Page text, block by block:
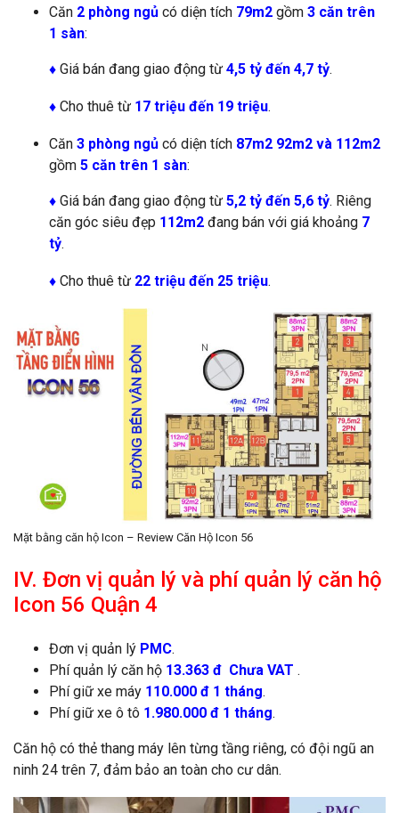
Căn 2 phòng ngủ có diện tích 79m2 gồm 3 căn trên
1 sàn:
♦ Giá bán đang giao động từ 4,5 tỷ đến 4,7 tỷ.
♦ Cho thuê từ 17 triệu đến 19 triệu.
Căn 3 phòng ngủ có diện tích 87m2 92m2 và 112m2
gồm 5 căn trên 1 sàn:
♦ Giá bán đang giao động từ 5,2 tỷ đến 5,6 tỷ. Riêng
căn góc siêu đẹp 112m2 đang bán với giá khoảng 7
tỷ.
♦ Cho thuê từ 22 triệu đến 25 triệu.
Mặt bằng căn hộ Icon – Review Căn Hộ Icon 56
IV. Đơn vị quản lý và phí quản lý căn hộ
Icon 56 Quận 4
Đơn vị quản lý PMC.
Phí quản lý căn hộ 13.363 đ Chưa VAT .
Phí giữ xe máy 110.000 đ 1 tháng.
Phí giữ xe ô tô 1.980.000 đ 1 tháng.
Căn hộ có thẻ thang máy lên từng tầng riêng, có đội ngũ an
ninh 24 trên 7, đảm bảo an toàn cho cư dân.